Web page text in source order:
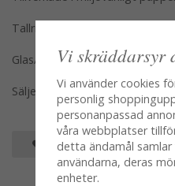
Tallrikar mäter 23cm och säljes
Glas/muggar mäter cm och
Säljes var modell för sig
SPARA SOM FAVORIT
Vi skräddarsyr
Vi använder cookies
personlig
personanpassad
våra webbplatser
detta ändamål
användarna, deras
enheter.